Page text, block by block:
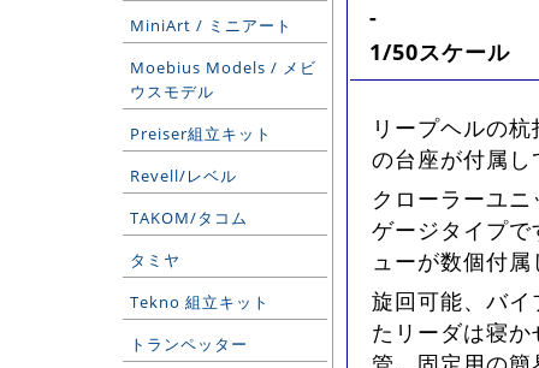
MiniArt / ミニアート
Moebius Models / メビ
ウスモデル
Preiser組立キット
Revell/レベル
TAKOM/タコム
タミヤ
Tekno 組立キット
トランペッター
-
1/50スケール
リープヘルの
の台座が付属
クローラーユ
ゲージタイプ
ューが数個付
旋回可能、バ
たリーダは寝